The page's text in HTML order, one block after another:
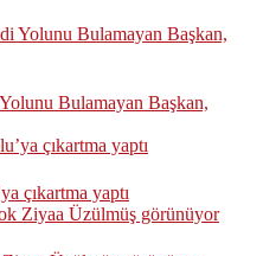
Bulamayan Başkan,
çıkartma yaptı